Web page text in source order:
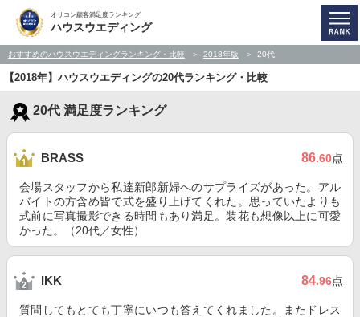
オリコン顧客満足度ランキング
ハウスウエディング
おすすめのハウスウエディングランキング・比較 2018年版 20代
【2018年】ハウスウエディングの20代ランキング・比較
20代 満足度ランキング
BRASS 86.60点
会場スタッフから私達新郎新婦へのサプライズがあった。アル
バイトの方含め皆で式を盛り上げてくれた。思っていたよりも
式前に写真撮影できる時間もあり満足。装花も想像以上に可愛
かった。（20代／女性）
IKK 84.96点
質問してもとても丁寧にいつも答えてくれました。またドレス